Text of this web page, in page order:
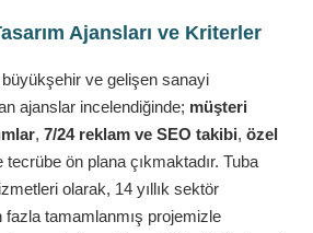
Ajansları ve Kriterler
ve gelişen sanayi
ajanslar incelendiğinde; müşteri
, 7/24 reklam ve SEO takibi, özel
tecrübe ön plana çıkmaktadır. Tuba
olarak, 14 yıllık sektör
tamamlanmış projemizle